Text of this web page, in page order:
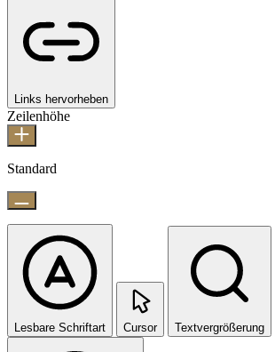
Links hervorheben
Zeilenhöhe
Standard
Lesbare Schriftart Cursor Textvergrößerung